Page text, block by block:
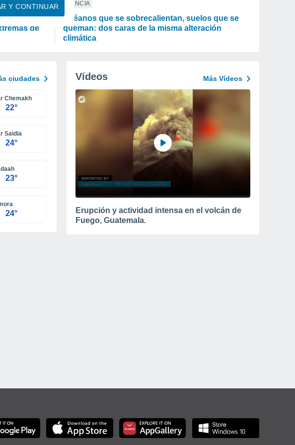
Y CONTINUAR
se
de
CIENCIA
Océanos que se sobrecalientan, suelos que se
queman: dos caras de la misma alteración
climática
ciudades
Chemakh
22°
Saidia
24°
23°
24°
Vídeos Más Vídeos
Erupción y actividad intensa en el volcán de
Fuego, Guatemala.